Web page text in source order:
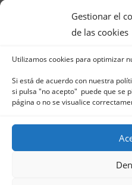
Gestionar el
de las cookies
Utilizamos cookies para optimizar
Si está de acuerdo con nuestra
si pulsa "no acepto" puede que se
página o no se visualice
Sin Eventos
Club Naútico de
03730 Jávea –
965 796 008 |
de